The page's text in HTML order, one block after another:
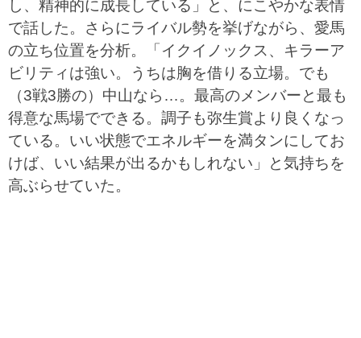
し、精神的に成長している」と、にこやかな表情
で話した。さらにライバル勢を挙げながら、愛馬
の立ち位置を分析。「イクイノックス、キラーア
ビリティは強い。うちは胸を借りる立場。でも
（3戦3勝の）中山なら…。最高のメンバーと最も
得意な馬場でできる。調子も弥生賞より良くなっ
ている。いい状態でエネルギーを満タンにしてお
けば、いい結果が出るかもしれない」と気持ちを
高ぶらせていた。